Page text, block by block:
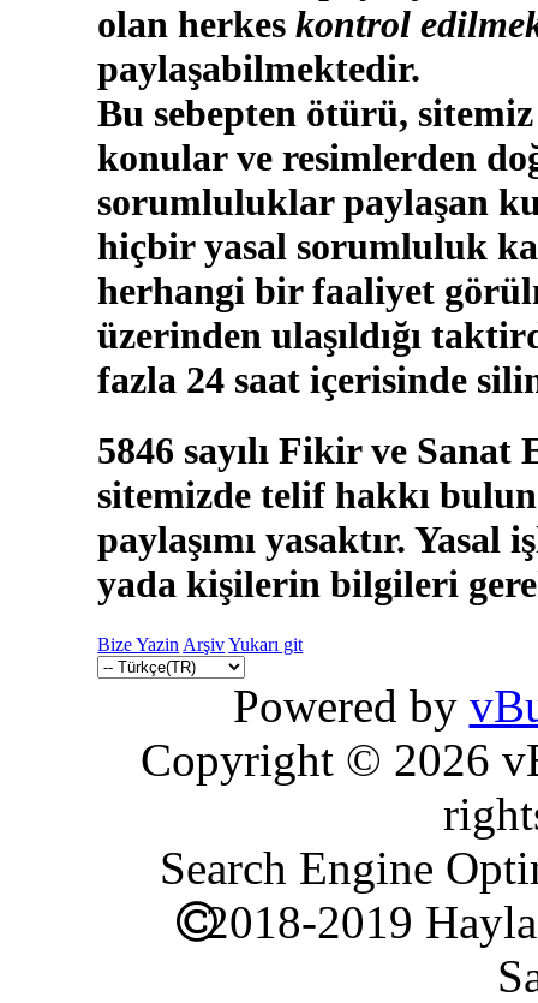
olan herkeskontrol
paylaşabilmektedir.
Bu sebepten ötürü,
konular ve resimlerden
sorumluluklar paylaşan
hiçbir yasal sorumluluk
herhangi bir faaliyet
üzerinden ulaşıldığı
fazla 24 saat içerisinde
5846 sayılı Fikir ve
sitemizde telif hakkı
paylaşımı yasaktır. Yasal
yada kişilerin bilgileri
Bize Yazin ArşivYukarı git
Powered by
Copyright © 2026
Search Engine
2018-2019